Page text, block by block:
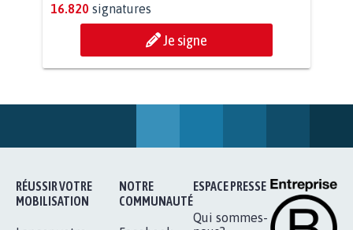
AGRESSION DE MON FILS THÉO :
Je signe